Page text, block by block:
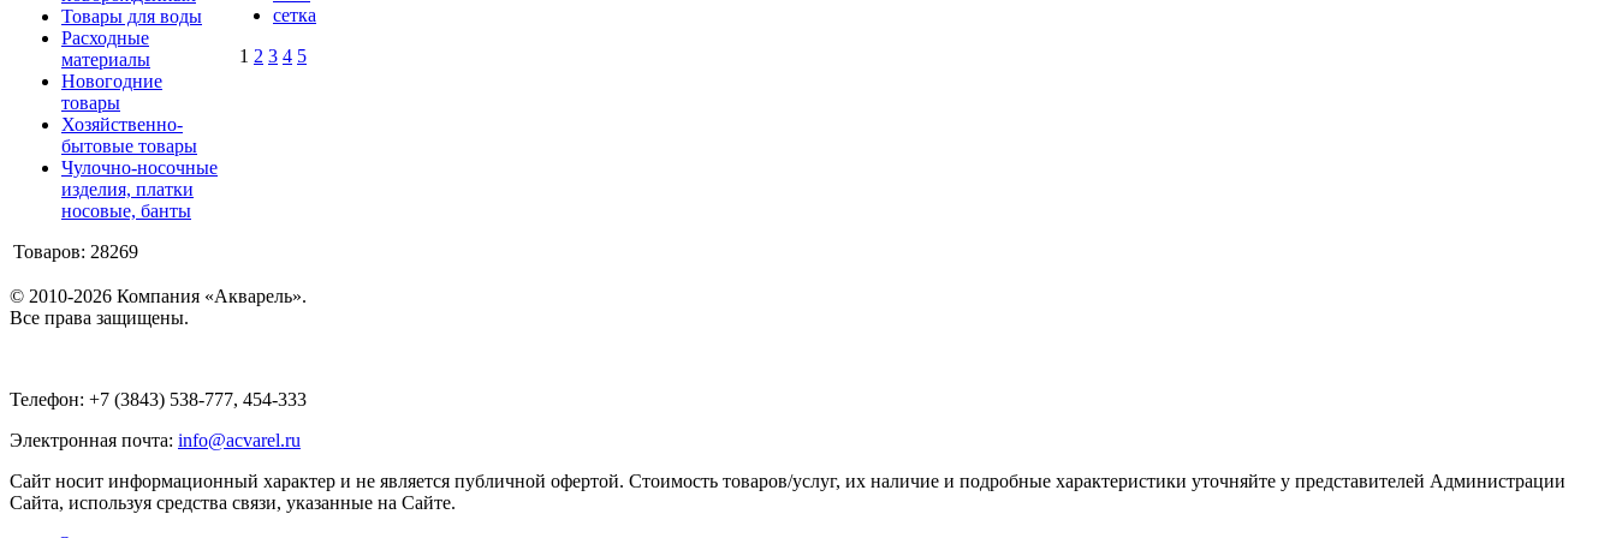
Товары для воды
Расходные
материалы
Новогодние
товары
Хозяйственно-
бытовые товары
Чулочно-носочные
изделия, платки
носовые, банты
Товаров: 28269
сетка
1 2 3 4 5
© 2010-2026 Компания «Акварель».
Все права защищены.
Телефон: +7 (3843) 538-777, 454-333
Электронная почта: info@acvarel.ru
Сайт носит информационный характер и не является публичной офертой. Стоимость товаров/услуг, их наличие и подробные характеристики уточняйте у представителей Администрации
Сайта, используя средства связи, указанные на Сайте.